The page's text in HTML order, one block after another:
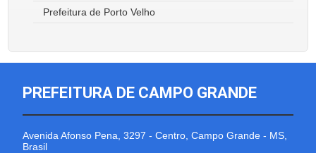
Prefeitura de Porto Velho
PREFEITURA DE CAMPO GRANDE
Avenida Afonso Pena, 3297 - Centro, Campo Grande - MS,
Brasil